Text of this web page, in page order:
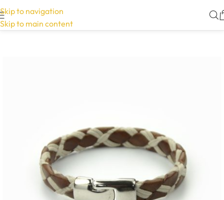
Skip to navigation
Skip to main content